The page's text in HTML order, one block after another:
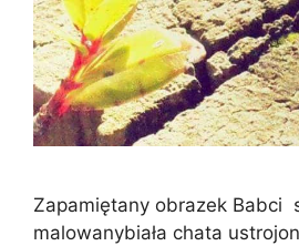
Zapamiętany obrazek Babci
malowanybiała chata